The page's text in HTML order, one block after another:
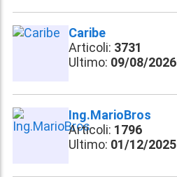
Caribe
Articoli: 3731
Ultimo: 09/08/2026
Ing.MarioBros
Articoli: 1796
Ultimo: 01/12/2025